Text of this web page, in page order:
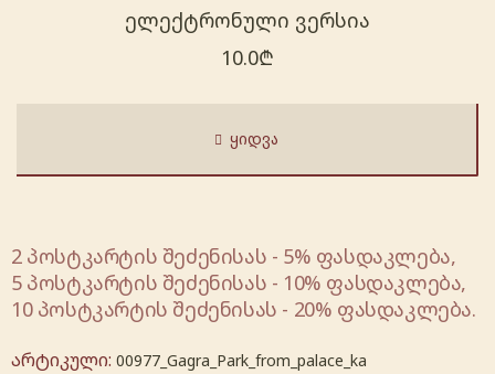
ელექტრონული ვერსია
10.0₾
ᲧᲘᲓᲕᲐ
2 პოსტკარტის შეძენისას - 5% ფასდაკლება,
5 პოსტკარტის შეძენისას - 10% ფასდაკლება,
10 პოსტკარტის შეძენისას - 20% ფასდაკლება.
არტიკული: 00977_Gagra_Park_from_palace_ka